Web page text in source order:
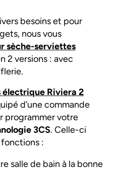
besoins et pour
nous vous
sèche-serviettes
2 versions : avec
Riviera 2
d’une commande
programmer votre
3CS. Celle-ci
:
salle de bain à la bonne